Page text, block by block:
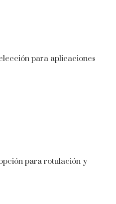
para aplicaciones
para rotulación y